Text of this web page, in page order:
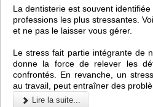
La dentisterie est souvent
professions les plus stressantes.
et ne pas le laisser vous gérer.
Le stress fait partie intégrante de
donne la force de relever les
confrontés. En revanche, un
au travail, peut entraîner des
Lire la suite...